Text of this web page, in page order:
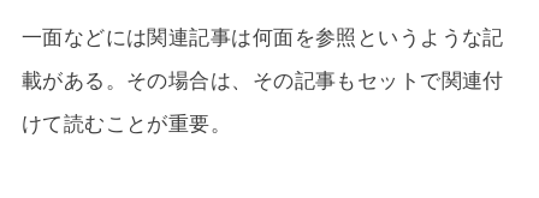
一面などには関連記事は何面を参照というような記
載がある。その場合は、その記事もセットで関連付
けて読むことが重要。